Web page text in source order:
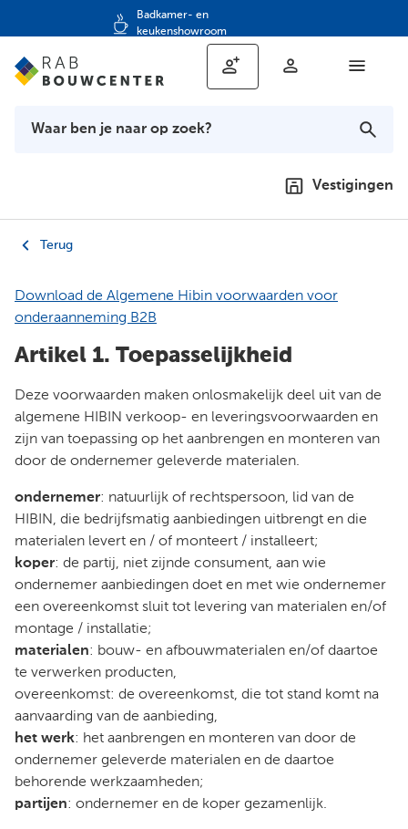
Badkamer- en
keukenshowroom
Vestigingen
Terug
Download de Algemene Hibin voorwaarden voor
onderaanneming B2B
Artikel 1. Toepasselijkheid
Deze voorwaarden maken onlosmakelijk deel uit van de
algemene HIBIN verkoop- en leveringsvoorwaarden en
zijn van toepassing op het aanbrengen en monteren van
door de ondernemer geleverde materialen.
ondernemer: natuurlijk of rechtspersoon, lid van de
HIBIN, die bedrijfsmatig aanbiedingen uitbrengt en die
materialen levert en / of monteert / installeert;
koper: de partij, niet zijnde consument, aan wie
ondernemer aanbiedingen doet en met wie ondernemer
een overeenkomst sluit tot levering van materialen en/of
montage / installatie;
materialen: bouw- en afbouwmaterialen en/of daartoe
te verwerken producten,
overeenkomst: de overeenkomst, die tot stand komt na
aanvaarding van de aanbieding,
het werk: het aanbrengen en monteren van door de
ondernemer geleverde materialen en de daartoe
behorende werkzaamheden;
partijen: ondernemer en de koper gezamenlijk.